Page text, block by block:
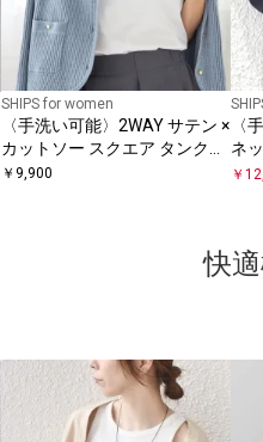
SHIPS for women
〈手洗い可能〉2WAY サテン ×
カットソー スクエア タンクト
ップ
￥ 9,900
〈
ネ
￥
快